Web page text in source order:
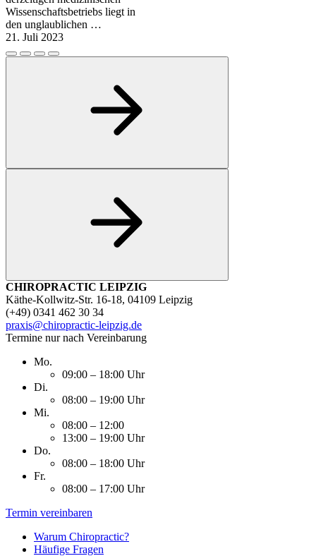
Wissenschaftsbetriebs liegt in
den unglaublichen …
21. Juli 2023
CHIROPRACTIC LEIPZIG
Käthe-Kollwitz-Str. 16-18, 04109 Leipzig
(+49) 0341 462 30 34
praxis@chiropractic-leipzig.de
Termine nur nach Vereinbarung
Mo.
09:00 – 18:00 Uhr
Di.
08:00 – 19:00 Uhr
Mi.
08:00 – 12:00
13:00 – 19:00 Uhr
Do.
08:00 – 18:00 Uhr
Fr.
08:00 – 17:00 Uhr
Termin vereinbaren
Warum Chiropractic?
Häufige Fragen